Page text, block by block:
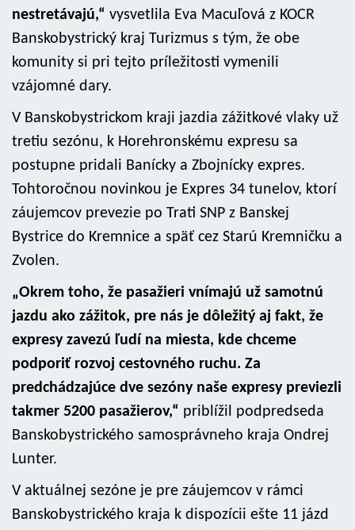
nestretávajú,“ vysvetlila Eva Macuľová z KOCR
Banskobystrický kraj Turizmus s tým, že obe
komunity si pri tejto príležitosti vymenili
vzájomné dary.
V Banskobystrickom kraji jazdia zážitkové vlaky už
tretiu sezónu, k Horehronskému expresu sa
postupne pridali Banícky a Zbojnícky expres.
Tohtoročnou novinkou je Expres 34 tunelov, ktorí
záujemcov prevezie po Trati SNP z Banskej
Bystrice do Kremnice a späť cez Starú Kremničku a
Zvolen.
„Okrem toho, že pasažieri vnímajú už samotnú
jazdu ako zážitok, pre nás je dôležitý aj fakt, že
expresy zavezú ľudí na miesta, kde chceme
podporiť rozvoj cestovného ruchu. Za
predchádzajúce dve sezóny naše expresy previezli
takmer 5200 pasažierov,“ priblížil podpredseda
Banskobystrického samosprávneho kraja Ondrej
Lunter.
V aktuálnej sezóne je pre záujemcov v rámci
Banskobystrického kraja k dispozícii ešte 11 jázd